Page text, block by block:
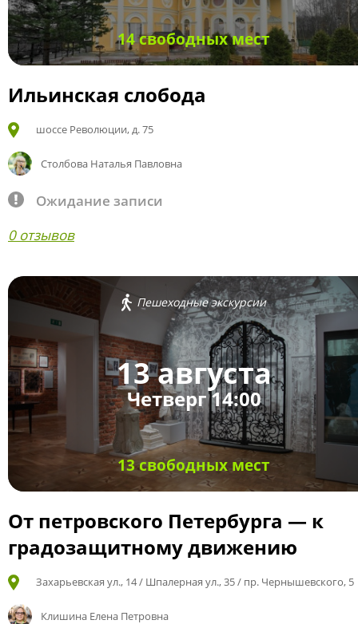
14 свободных мест
Ильинская слобода
шоссе Революции, д. 75
Столбова Наталья Павловна
Ожидание записи
0 отзывов
Пешеходные экскурсии
13 августа
Четверг 14:00
13 свободных мест
От петровского Петербурга — к
градозащитному движению
Захарьевская ул., 14 / Шпалерная ул., 35 / пр. Чернышевского, 5
Клишина Елена Петровна